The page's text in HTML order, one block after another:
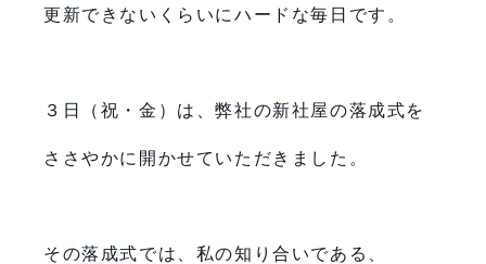
更新できないくらいにハードな毎日です。
３日（祝・金）は、弊社の新社屋の落成式を
ささやかに開かせていただきました。
その落成式では、私の知り合いである、